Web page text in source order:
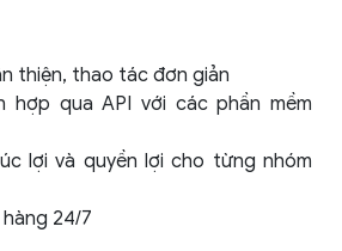
thiện, thao tác đơn giản
hợp qua API với các phần mềm
lợi và quyền lợi cho từng nhóm
24/7